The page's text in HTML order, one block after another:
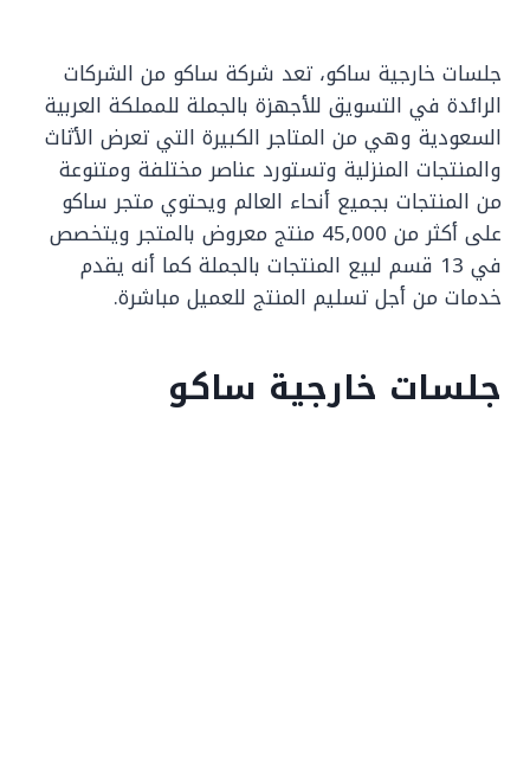
جلسات خارجية ساكو، تعد شركة ساكو من الشركات
الرائدة في التسويق للأجهزة بالجملة للمملكة العربية
السعودية وهي من المتاجر الكبيرة التي تعرض الأثاث
والمنتجات المنزلية وتستورد عناصر مختلفة ومتنوعة
من المنتجات بجميع أنحاء العالم ويحتوي متجر ساكو
على أكثر من 45,000 منتج معروض بالمتجر ويتخصص
في 13 قسم لبيع المنتجات بالجملة كما أنه يقدم
خدمات من أجل تسليم المنتج للعميل مباشرة.
جلسات خارجية ساكو